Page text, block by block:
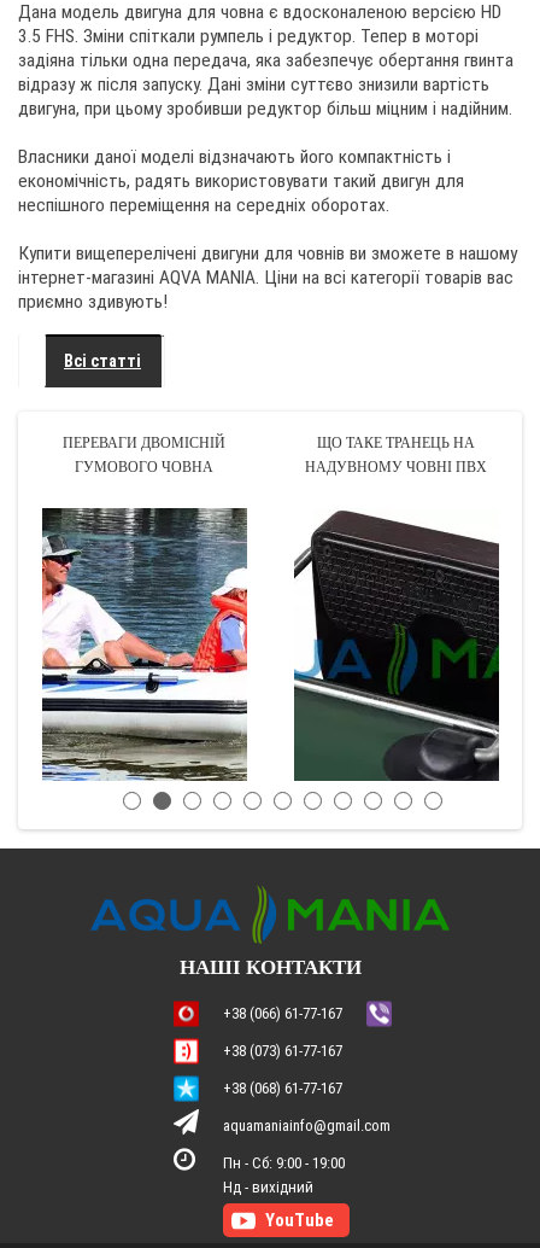
Дана модель двигуна для човна є вдосконаленою версією HD
3.5 FHS. Зміни спіткали румпель і редуктор. Тепер в моторі
задіяна тільки одна передача, яка забезпечує обертання гвинта
відразу ж після запуску. Дані зміни суттєво знизили вартість
двигуна, при цьому зробивши редуктор більш міцним і надійним.
Власники даної моделі відзначають його компактність і
економічність, радять використовувати такий двигун для
неспішного переміщення на середніх оборотах.
Купити вищеперелічені двигуни для човнів ви зможете в нашому
інтернет-магазині AQVA MANIA. Ціни на всі категорії товарів вас
приємно здивують!
Всі статті
ПЕРЕВАГИ ДВОМІСНІЙ
ГУМОВОГО ЧОВНА
ЩО ТАКЕ ТРАНЕЦЬ НА
НАДУВНОМУ ЧОВНІ ПВХ
НАШІ КОНТАКТИ
+38 (066) 61-77-167
+38 (073) 61-77-167
+38 (068) 61-77-167
aquamaniainfo@gmail.com
Пн - Сб: 9:00 - 19:00